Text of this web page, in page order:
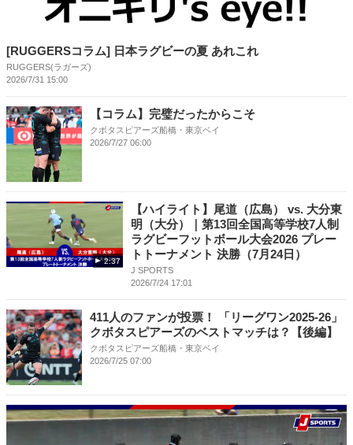
[RUGGERSコラム] 日本ラグビーの夏 あれこれ
RUGGERS(ラガーズ)
2026/7/31 15:00
【コラム】完璧だったからこそ
クボタスピアーズ船橋・東京ベイ
2026/7/27 06:00
2:37
【ハイライト】尾道（広島） vs. 大分東
明（大分）｜第13回全国高等学校7人制
ラグビーフットボール大会2026 プレー
トトーナメント 決勝（7月24日）
J SPORTS
2026/7/24 17:01
411人のファンが投票！ 「リーグワン2025-26」
クボタスピアーズのベストマッチは？【後編】
クボタスピアーズ船橋・東京ベイ
2026/7/25 07:00